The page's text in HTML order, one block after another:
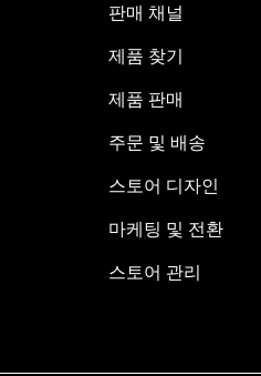
판매 채널
제품 찾기
제품 판매
주문 및 배송
스토어 디자인
마케팅 및 전환
스토어 관리